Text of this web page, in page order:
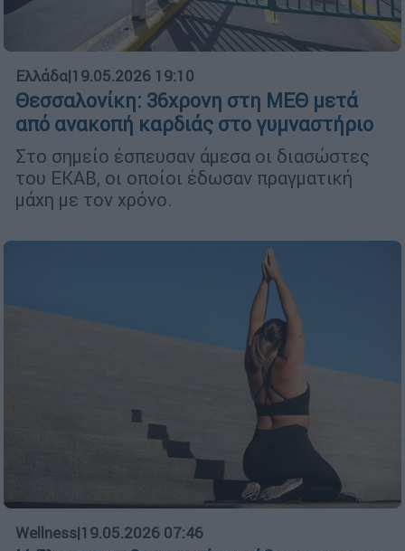
Ελλάδα|19.05.2026 19:10
Θεσσαλονίκη: 36χρονη στη ΜΕΘ μετά
από ανακοπή καρδιάς στο γυμναστήριο
Στο σημείο έσπευσαν άμεσα οι διασώστες
του ΕΚΑΒ, οι οποίοι έδωσαν πραγματική
μάχη με τον χρόνο.
Wellness|19.05.2026 07:46